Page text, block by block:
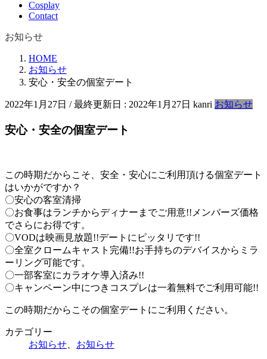
Cosplay
Contact
お知らせ
HOME
お知らせ
安心・安全の個室デート
2022年1月27日 / 最終更新日 : 2022年1月27日 kanri お知らせ
安心・安全の個室デート
この時期だからこそ、安全・安心にご利用頂ける個室デート
はいかがですか？
〇安心の客室清掃
〇お食事はランチからディナーまでご用意!!メンバーズ価格
でさらにお得です。
〇VODは映画見放題!!デートにピッタリです!!
〇全室クロームキャスト完備!!お手持ちのデバイスからミラ
ーリング可能です。
〇一部客室にカラオケ導入済み!!
〇キャンペーン中につきコスプレは一着無料でご利用可能!!
この時期だからこその個室デートにご利用ください。
カテゴリー
お知らせ、 お知らせ